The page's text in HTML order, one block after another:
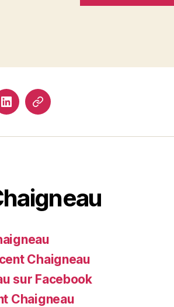
LinkedinSite
Chaigneau
sur Facebook
Chaigneau